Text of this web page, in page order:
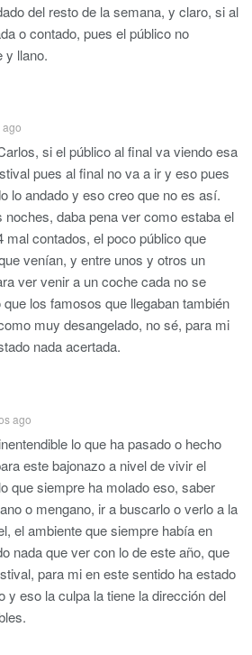
del resto de la semana, y claro, si al
o contado, pues el público no
y llano.
si el público al final va viendo esa
pues al final no va a ir y eso pues
lo andado y eso creo que no es así.
noches, daba pena ver como estaba el
mal contados, el poco público que
venían, y entre unos y otros un
ver venir a un coche cada no se
los famosos que llegaban también
muy desangelado, no sé, para mi
nada acertada.
ago
lo que ha pasado o hecho
este bajonazo a nivel de vivir el
que siempre ha molado eso, saber
o mengano, ir a buscarlo o verlo a la
el ambiente que siempre había en
nada que ver con lo de este año, que
para mi en este sentido ha estado
y eso la culpa la tiene la dirección del